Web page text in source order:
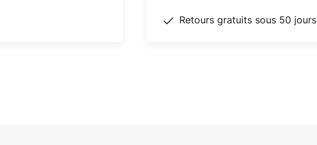
Retours gratuits sous 50 jours